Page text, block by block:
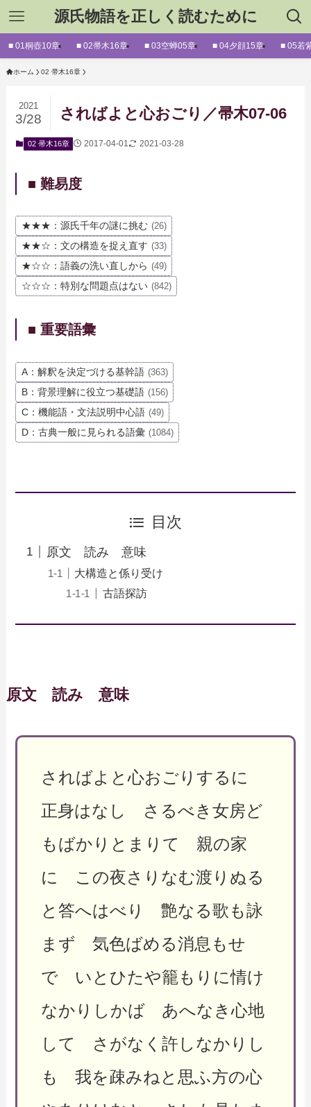
源氏物語を正しく読むために
■ 01桐壺10章 ■ 02帚木16章 ■ 03空蝉05章 ■ 04夕顔15章 ■ 05若
ホーム 02 帚木16章
さればよと心おごり／帚木07-06
2021
3/28
02 帚木16章 2017-04-01 2021-03-28
■ 難易度
★★★：源氏千年の謎に挑む (26)
★★☆：文の構造を捉え直す (33)
★☆☆：語義の洗い直しから (49)
☆☆☆：特別な問題点はない (842)
■ 重要語彙
A：解釈を決定づける基幹語 (363)
B：背景理解に役立つ基礎語 (156)
C：機能語・文法説明中心語 (49)
D：古典一般に見られる語彙 (1084)
目次
原文 読み 意味
大構造と係り受け
古語探訪
原文 読み 意味
さればよと心おごりするに
正身はなし さるべき女房ど
もばかりとまりて 親の家
に この夜さりなむ渡りぬる
と答へはべり 艶なる歌も詠
まず 気色ばめる消息もせ
で いとひたや籠もりに情け
なかりしかば あへなき心地
して さがなく許しなかりし
も 我を疎みねと思ふ方の心